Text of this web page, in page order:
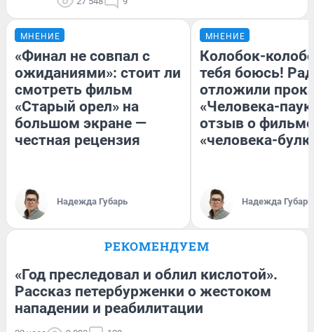
МНЕНИЕ
«Финал не совпал с
ожиданиями»: стоит ли
смотреть фильм
«Старый орел» на
большом экране —
честная рецензия
Надежда Губарь
МНЕНИЕ
Колобок-
тебя боюсь!
отложили
«Человека-
отзыв о
«человека-
Надежда Губарь
РЕКОМЕНДУЕМ
«Год преследовал и облил кислотой».
Рассказ петербурженки о жестоком
нападении и реабилитации